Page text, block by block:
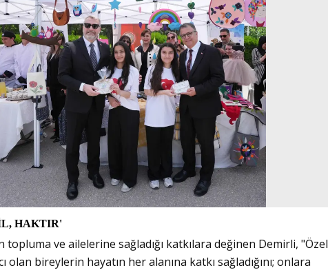
HAKTIR'
topluma ve ailelerine sağladığı katkılara değinen Demirli, "Özel
olan bireylerin hayatın her alanına katkı sağladığını; onlara